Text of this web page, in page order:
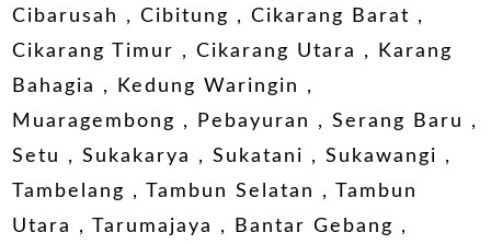
Cibarusah , Cibitung , Cikarang Barat ,
Cikarang Timur , Cikarang Utara , Karang
Bahagia , Kedung Waringin ,
Muaragembong , Pebayuran , Serang Baru ,
Setu , Sukakarya , Sukatani , Sukawangi ,
Tambelang , Tambun Selatan , Tambun
Utara , Tarumajaya , Bantar Gebang ,